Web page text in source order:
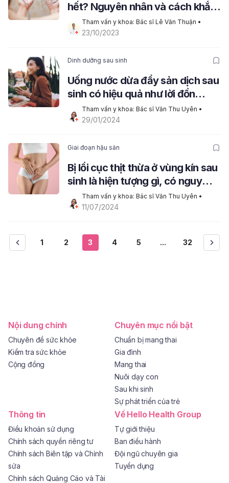
hết? Nguyên nhân và cách khắc
phụcTham vấn y khoa: Bác sĩ Lê Văn Thuận
23/10/2023
Dinh dưỡng sau sinh
Uống nước dừa đẩy sản dịch sau
sinh có hiệu quả như lời đồn
không?
Tham vấn y khoa: Bác sĩ Văn Thu Uyên
29/01/2024
Giai đoạn hậu sản
Bị lồi cục thịt thừa ở vùng kín sau
sinh là hiện tượng gì, có nguy
hiểm không?
Tham vấn y khoa: Bác sĩ Văn Thu Uyên
11/07/2024
1 2 3 4 5 ... 32
Nội dung chính
Chuyên đề sức khỏe
Kiểm tra sức khỏe
Cộng đồng
Chuyên mục nổi bật
Chuẩn bị mang thai
Gia đình
Mang thai
Nuôi dạy con
Sau khi sinh
Sự phát triển của trẻ
Thông tin
Điều khoản sử dụng
Chính sách quyền riêng tư
Chính sách Biên tập và Chỉnh
sửa
Chính sách Quảng Cáo và Tài
Về Hello Health Group
Tự giới thiệu
Ban điều hành
Đội ngũ chuyên gia
Tuyển dụng